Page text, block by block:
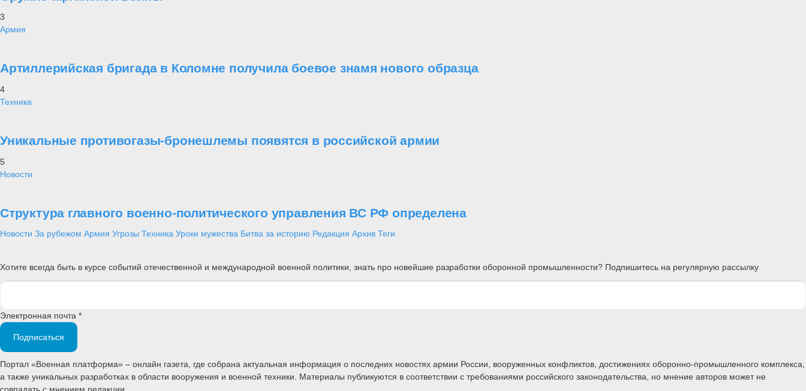
3
Армия
Артиллерийская бригада в Коломне получила боевое знамя нового образца
4
Техника
Уникальные противогазы-бронешлемы появятся в российской армии
5
Новости
Структура главного военно-политического управления ВС РФ определена
Новости За рубежом Армия Угрозы Техника Уроки мужества Битва за историю Редакция Архив Теги
Хотите всегда быть в курсе событий отечественной и международной военной политики, знать про новейшие разработки оборонной промышленности? Подпишитесь на регулярную рассылку
Электронная почта *
Подписаться
Портал «Военная платформа» – онлайн газета, где собрана актуальная информация о последних новостях армии России, вооруженных конфликтов, достижениях оборонно-промышленного комплекса,
а также уникальных разработках в области вооружения и военной техники. Материалы публикуются в соответствии с требованиями российского законодательства, но мнение авторов может не
совпадать с мнением редакции.